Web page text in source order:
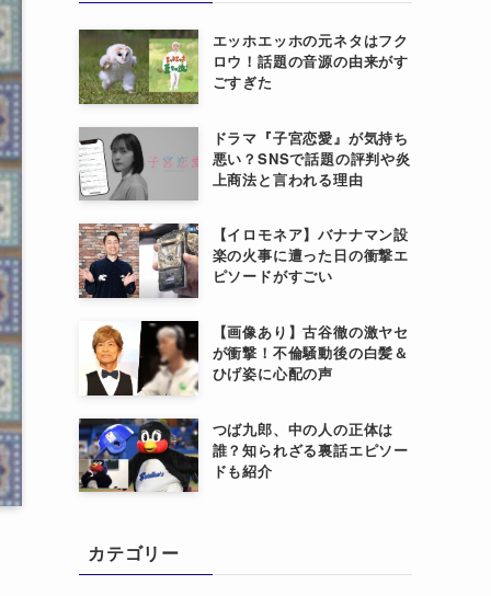
エッホエッホの元ネタはフク
ロウ！話題の音源の由来がす
ごすぎた
ドラマ『子宮恋愛』が気持ち
悪い？SNSで話題の評判や炎
上商法と言われる理由
【イロモネア】バナナマン設
楽の火事に遭った日の衝撃エ
ピソードがすごい
【画像あり】古谷徹の激ヤセ
が衝撃！不倫騒動後の白髪＆
ひげ姿に心配の声
つば九郎、中の人の正体は
誰？知られざる裏話エピソー
ドも紹介
カテゴリー